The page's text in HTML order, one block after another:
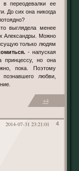
в переодевалки ее
До сих она никогда
выглядела менее
Александры. Можно
только людям
- напуская
принцессу, но она
пока. Поэтому
любви,
+4
4
2014-07-31 23:21:01